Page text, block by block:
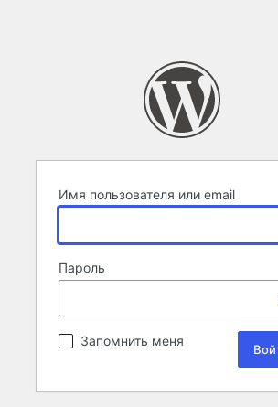
Имя пользователя или email
Пароль
Запомнить меня